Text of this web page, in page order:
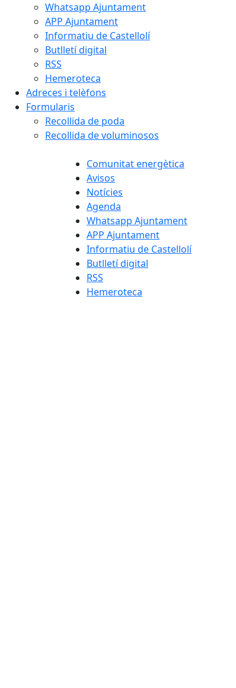
Whatsapp Ajuntament
APP Ajuntament
Informatiu de Castellolí
Butlletí digital
RSS
Hemeroteca
Adreces i telèfons
Formularis
Recollida de poda
Recollida de voluminosos
Comunitat energètica
Avisos
Notícies
Agenda
Whatsapp Ajuntament
APP Ajuntament
Informatiu de Castellolí
Butlletí digital
RSS
Hemeroteca